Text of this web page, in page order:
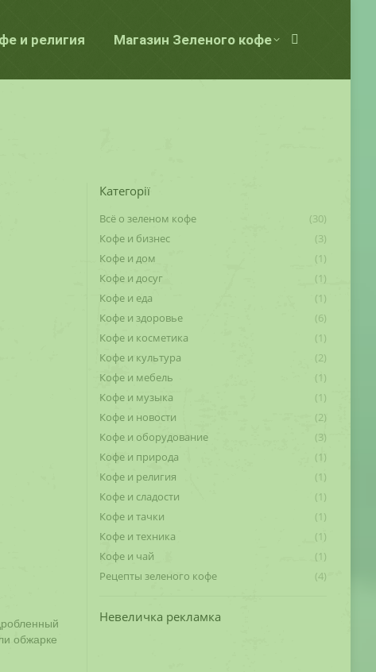
и религия Магазин Зеленого кофе Поиск:
обжарке
Категорії
Всё о зеленом кофе
(30)
Кофе и бизнес
(3)
Кофе и дом
(1)
Кофе и досуг
(1)
Кофе и еда
(1)
Кофе и здоровье
(6)
Кофе и косметика
(1)
Кофе и культура
(2)
Кофе и мебель
(1)
Кофе и музыка
(1)
Кофе и новости
(2)
Кофе и оборудование
(3)
Кофе и природа
(1)
Кофе и религия
(1)
Кофе и сладости
(1)
Кофе и тачки
(1)
Кофе и техника
(1)
Кофе и чай
(1)
Рецепты зеленого кофе
(4)
Невеличка рекламка